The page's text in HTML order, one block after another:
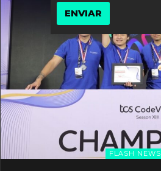
FLASH NEWS
ENVIAR